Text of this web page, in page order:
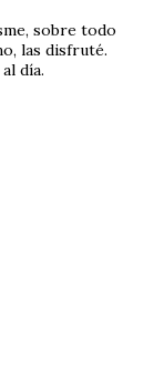
sobre todo
las disfruté.
día.